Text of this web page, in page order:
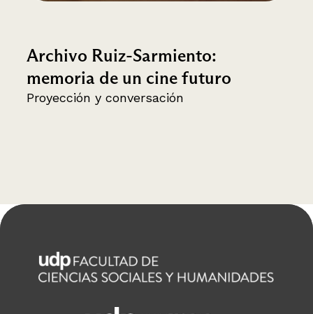
Archivo Ruiz-Sarmiento:
memoria de un cine futuro
Proyección y conversación